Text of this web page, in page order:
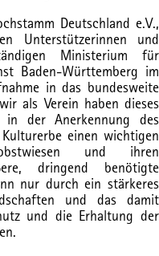
Deutschland e.V.,
Unterstützerinnen und
Ministerium für
Baden-Württemberg im
in das bundesweite
als Verein haben dieses
in derAnerkennung des
einen wichtigen
und ihren
dringend benötigte
nur durch ein stärkeres
und das damit
und die Erhaltung der